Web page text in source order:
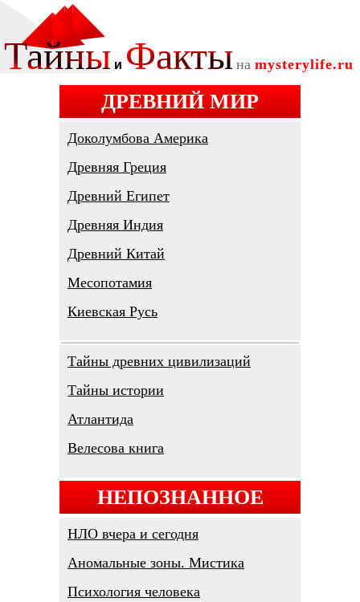
ДРЕВНИЙ МИР
Доколумбова Америка
Древняя Греция
Древний Египет
Древняя Индия
Древний Китай
Месопотамия
Киевская Русь
Тайны древних цивилизаций
Тайны истории
Атлантида
Велесова книга
НЕПОЗНАННОЕ
НЛО вчера и сегодня
Аномальные зоны. Мистика
Психология человека